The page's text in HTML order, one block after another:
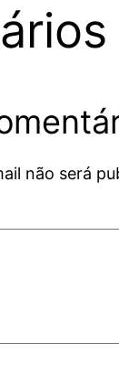
não será